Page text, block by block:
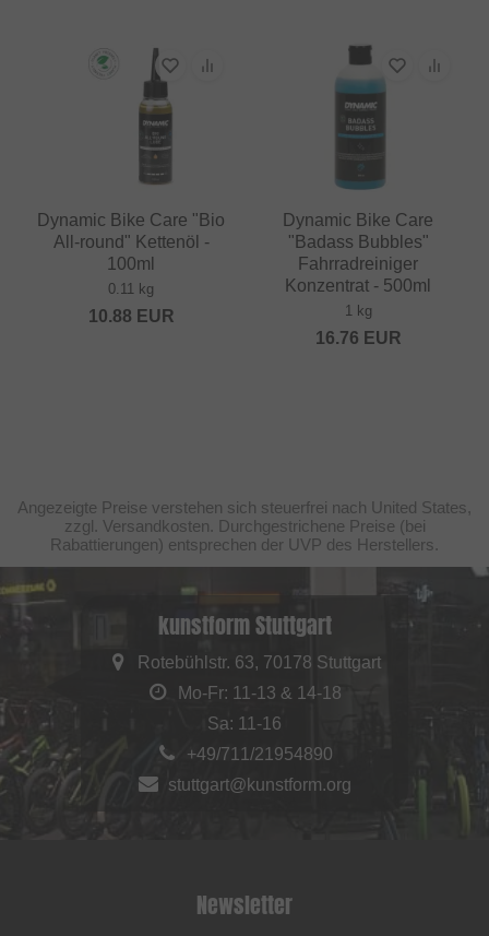
Dynamic Bike Care "Bio
All-round" Kettenöl -
100ml
0.11 kg
10.88 EUR
Dynamic Bike Care
"Badass Bubbles"
Fahrradreiniger
Konzentrat - 500ml
1 kg
16.76 EUR
Angezeigte Preise verstehen sich steuerfrei nach United States,
zzgl. Versandkosten. Durchgestrichene Preise (bei
Rabattierungen) entsprechen der UVP des Herstellers.
kunstform Stuttgart
Rotebühlstr. 63, 70178 Stuttgart
Mo-Fr: 11-13 & 14-18
Sa: 11-16
+49/711/21954890
stuttgart@kunstform.org
Newsletter